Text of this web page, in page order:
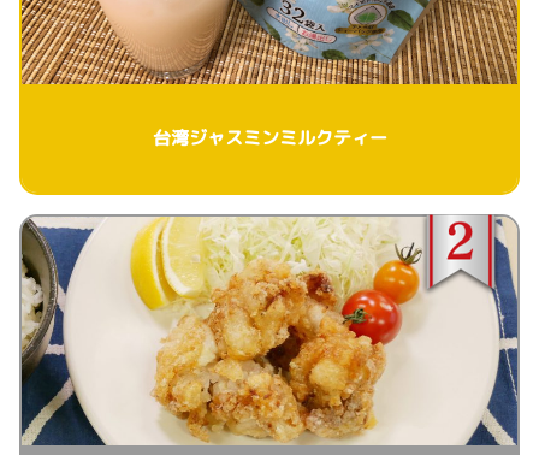
台湾ジャスミンミルクティー